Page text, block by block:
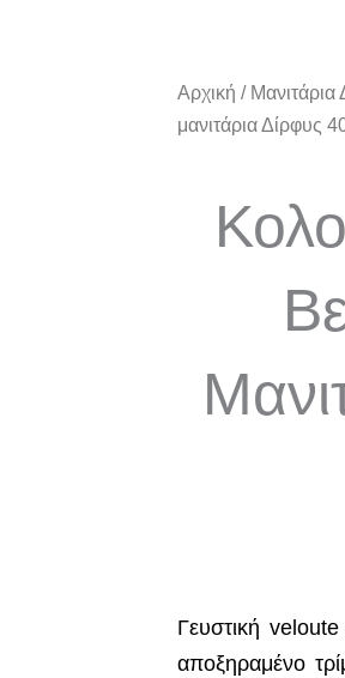
Αρχική / Μανιτάρια
μανιτάρια Δίρφυς
Γευστική
αποξηραμένο